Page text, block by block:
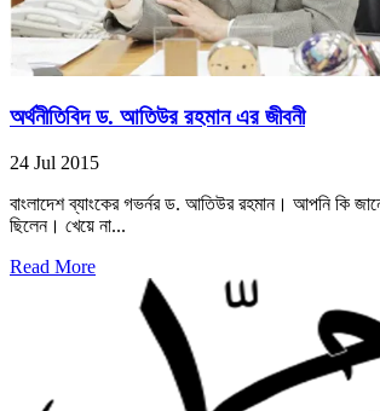
অর্থনীতিবিদ ড. আতিউর রহমান এর জীবনী
24 Jul 2015
বাংলাদেশ ব্যাংকের গভর্নর ড. আতিউর রহমান। আপনি কি
ছিলেন। খেয়ে না...
Read More